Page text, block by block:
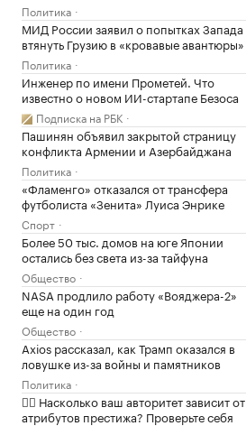
Политика
МИД России заявил о попытках Запада
втянуть Грузию в «кровавые авантюры»
Политика
Инженер по имени Прометей. Что
известно о новом ИИ-стартапе Безоса
Подписка на РБК
Пашинян объявил закрытой страницу
конфликта Армении и Азербайджана
Политика
«Фламенго» отказался от трансфера
футболиста «Зенита» Луиса Энрике
Спорт
Более 50 тыс. домов на юге Японии
остались без света из-за тайфуна
Общество
NASA продлило работу «Вояджера-2»
еще на один год
Общество
Axios рассказал, как Трамп оказался в
ловушке из-за войны и памятников
Политика
✍🏻 Насколько ваш авторитет зависит от
атрибутов престижа? Проверьте себя